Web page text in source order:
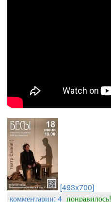
[493x700]
комментарии: 4 понравилось!